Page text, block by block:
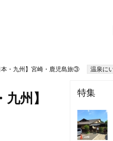
・九州】宮崎・鹿児島旅③ 温泉に
州】
特集